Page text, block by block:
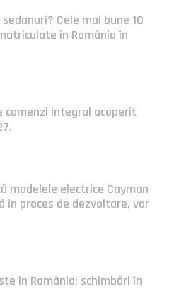
Cele mai bune 10
în România în
integral acoperit
modelele electrice Cayman
în proces de dezvoltare, vor
în România: schimbări în